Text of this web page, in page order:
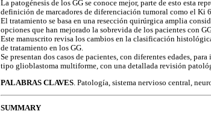
La patogénesis de los GG se conoce mejor, parte de esto esta
definición de marcadores de diferenciación tumoral como el Ki
El tratamiento se basa en una resección quirúrgica amplia
opciones que han mejorado la sobrevida de los pacientes con
Este manuscrito revisa los cambios en la clasificación
de tratamiento en los GG.
Se presentan dos casos de pacientes, con diferentes edades,
tipo glioblastoma multiforme, con una detallada revisión
PALABRAS CLAVES . Patología, sistema nervioso central,
SUMMARY